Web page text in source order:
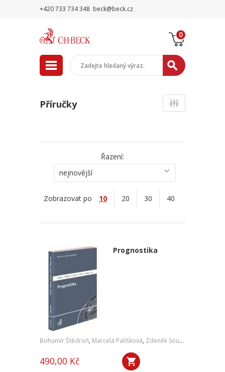
+420 733 734 348 beck@beck.cz
0
Příručky
Řazení:
nejnovější
Zobrazovat po 10 20 30 40
Prognostika
Bohumír Štědroň, Marcela Palíšková, Zdeněk Souček
490,00 Kč